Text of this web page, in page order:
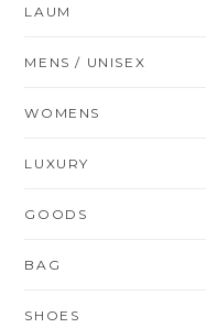
LAUM
MENS / UNISEX
WOMENS
LUXURY
GOODS
BAG
SHOES